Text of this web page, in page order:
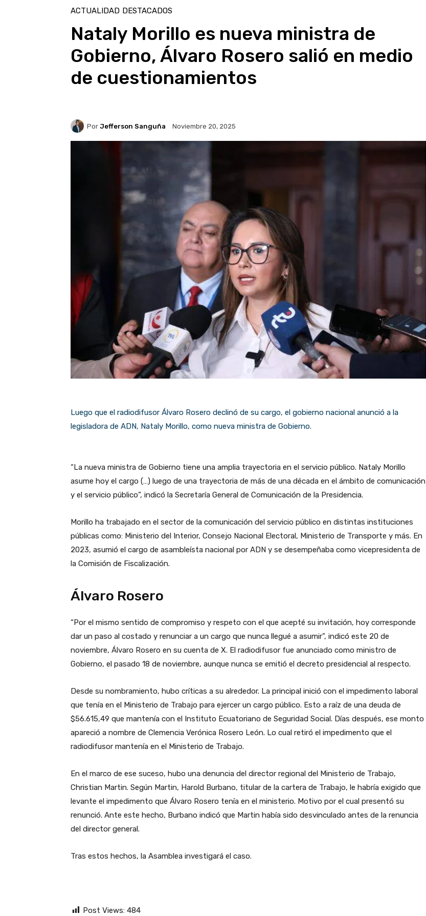
ACTUALIDAD DESTACADOS
Nataly Morillo es nueva ministra de
Gobierno, Álvaro Rosero salió en medio
de cuestionamientos
Por Jefferson Sanguña Noviembre 20, 2025
Luego que el radiodifusor Álvaro Rosero declinó de su cargo, el gobierno nacional anunció a la
legisladora de ADN, Nataly Morillo, como nueva ministra de Gobierno.
“La nueva ministra de Gobierno tiene una amplia trayectoria en el servicio público. Nataly Morillo
asume hoy el cargo (…) luego de una trayectoria de más de una década en el ámbito de comunicación
y el servicio público”, indicó la Secretaría General de Comunicación de la Presidencia.
Morillo ha trabajado en el sector de la comunicación del servicio público en distintas instituciones
públicas como: Ministerio del Interior, Consejo Nacional Electoral, Ministerio de Transporte y más. En
2023, asumió el cargo de asambleísta nacional por ADN y se desempeñaba como vicepresidenta de
la Comisión de Fiscalización.
Álvaro Rosero
“Por el mismo sentido de compromiso y respeto con el que acepté su invitación, hoy corresponde
dar un paso al costado y renunciar a un cargo que nunca llegué a asumir”, indicó este 20 de
noviembre, Álvaro Rosero en su cuenta de X. El radiodifusor fue anunciado como ministro de
Gobierno, el pasado 18 de noviembre, aunque nunca se emitió el decreto presidencial al respecto.
Desde su nombramiento, hubo críticas a su alrededor. La principal inició con el impedimento laboral
que tenía en el Ministerio de Trabajo para ejercer un cargo público. Esto a raíz de una deuda de
$56.615,49 que mantenía con el Instituto Ecuatoriano de Seguridad Social. Días después, ese monto
apareció a nombre de Clemencia Verónica Rosero León. Lo cual retiró el impedimento que el
radiodifusor mantenía en el Ministerio de Trabajo.
En el marco de ese suceso, hubo una denuncia del director regional del Ministerio de Trabajo,
Christian Martin. Según Martin, Harold Burbano, titular de la cartera de Trabajo, le habría exigido que
levante el impedimento que Álvaro Rosero tenía en el ministerio. Motivo por el cual presentó su
renunció. Ante este hecho, Burbano indicó que Martin había sido desvinculado antes de la renuncia
del director general.
Tras estos hechos, la Asamblea investigará el caso.
Post Views: 484